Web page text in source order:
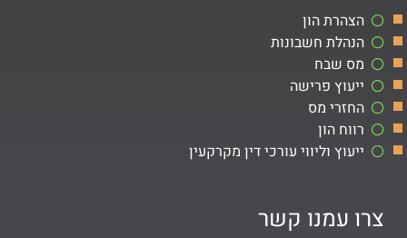
הצהרת הון
הנהלת חשבונות
מס שבח
ייעוץ פרישה
החזרי מס
רווח הון
ייעוץ וליווי עורכי דין מקרקעין
צרו עמנו קשר